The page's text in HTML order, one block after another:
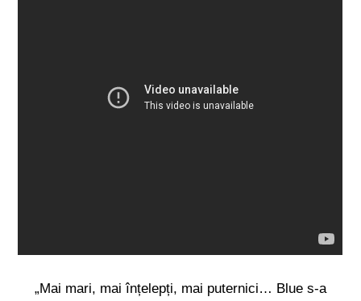
„Mai mari, mai înțelepți, mai puternici… Blue s-a